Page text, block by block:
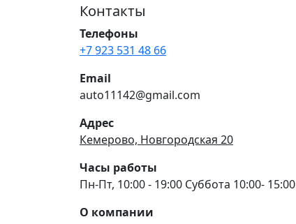
Контакты
Телефоны
+7 923 531 48 66
Email
auto11142@gmail.com
Адрес
Кемерово, Новгородская 20
Часы работы
Пн-Пт, 10:00 - 19:00 Суббота 10:00- 15:00
О компании